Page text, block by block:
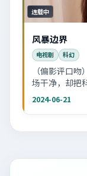
连载中
风暴边界
电视剧 科幻
（偏影评口
场干净，却把
眼戏值得反复
2024-06-21